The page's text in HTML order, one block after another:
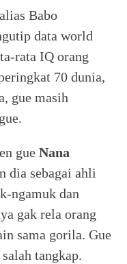
alias Babo
data world
rata IQ orang
70 dunia,
gue masih
gue Nana
dia sebagai ahli
ngamuk dan
gak rela orang
sama gorila. Gue
tangkap.